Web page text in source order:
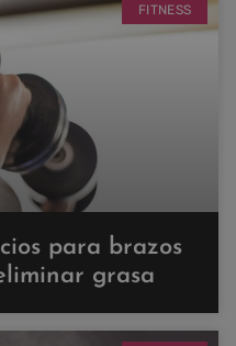
FITNESS
para brazos
grasa